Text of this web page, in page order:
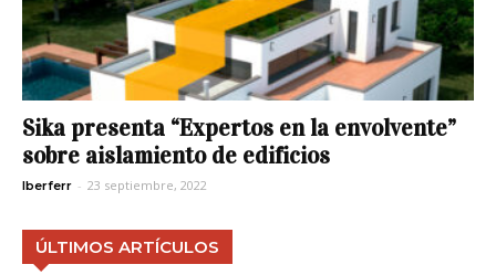
Sika presenta “Expertos en la envolvente”
sobre aislamiento de edificios
Iberferr - 23 septiembre, 2022
ÚLTIMOS ARTÍCULOS